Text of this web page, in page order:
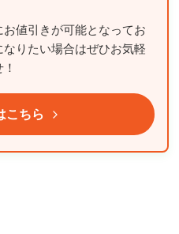
値引きが可能となってお
りたい場合はぜひお気軽
こちら